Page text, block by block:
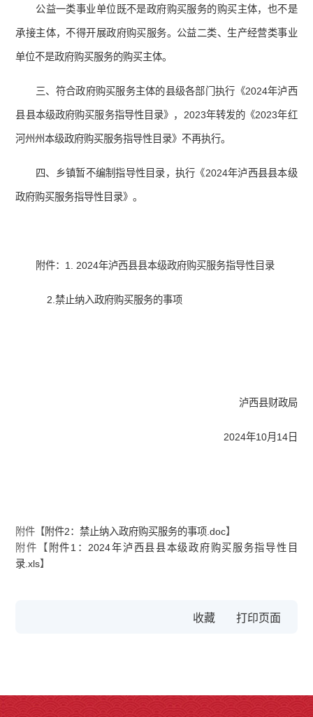
公益一类事业单位既不是政府购买服务的购买主体，也不是
承接主体，不得开展政府购买服务。公益二类、生产经营类事业
单位不是政府购买服务的购买主体。
三、符合政府购买服务主体的县级各部门执行《2024年泸西
县县本级政府购买服务指导性目录》，2023年转发的《2023年红
河州州本级政府购买服务指导性目录》不再执行。
四、乡镇暂不编制指导性目录，执行《2024年泸西县县本级
政府购买服务指导性目录》。
附件：1. 2024年泸西县县本级政府购买服务指导性目录
2.禁止纳入政府购买服务的事项
泸西县财政局
2024年10月14日
附件【附件2：禁止纳入政府购买服务的事项.doc】
附件【 附件1：2024年泸西县县本级政府购买服务指导性目
录.xls】
收藏